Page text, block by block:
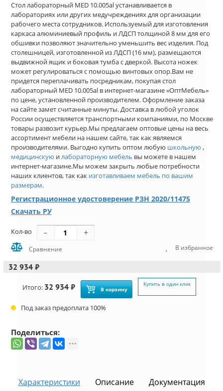
Стол лабораторный MED 10.005al устанавливается в
лабораториях или других медучреждениях для организации
рабочего места сотрудников. Используемый для изготовления
каркаса алюминиевый профиль и ЛДСП толщиной 8 мм для его
обшивки позволяют значительно уменьшить вес изделия. Под
столешницей, изготовленной из ЛДСП (16 мм), размещаются
выдвижной ящик и боковая тумба с дверкой. Высота ножек
может регулироваться с помощью винтовых опор.Вам не
придется переплачивать посредникам, покупая стол
лабораторный MED 10.005al в интернет-магазине «ОптМебель»
по цене, установленной производителем. Оформление заказа
на сайте замет считанные минуты. Доставка в любой уголок
России осуществляется транспортными компаниями, по Москве
товары развозит курьер.Мы предлагаем оптовые цены на весь
ассортимент мебели на нашем сайте, так как являемся
производителями. Выгодно купить оптом любую школьную ,
медицинскую илабораторную мебель вы можете в нашем
интернет-магазине.Мы можем закрыть любые потребности
наших клиентов, так как изготавливаем мебель по вашим
размерам.
Регистрационное удостоверение РЗН 2020/11475
Скачать РУ
Кол-во
Сравнение В избранное
32 934 ₽
Итого: 32 934 ₽ В корзину
Купить в один клик
Под заказ предоплата 100%
Поделиться:
Характеристики Описание
Документация